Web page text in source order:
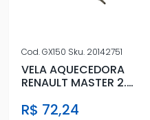
Cod.GX150 Sku. 20142751
VELA AQUECEDORA
RENAULT MASTER 2.5
R$ 72,24